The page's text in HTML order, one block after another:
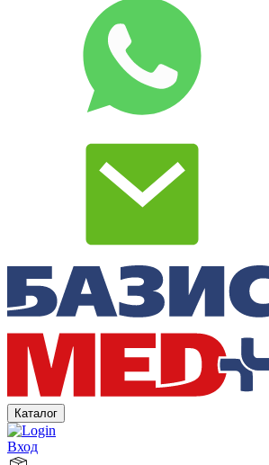
Каталог
Вход